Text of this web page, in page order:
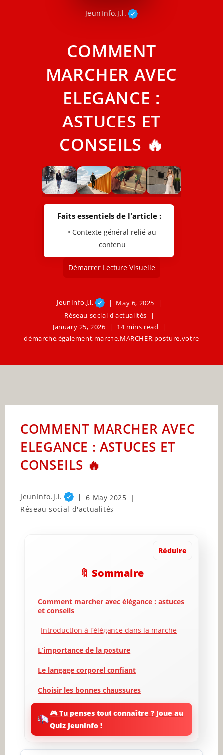
JeunInfo.J.l.
COMMENT
MARCHER AVEC
ELEGANCE :
ASTUCES ET
CONSEILS 🔥
Faits essentiels de l'article :
• Contexte général relié au
contenu
Démarrer Lecture Visuelle
JeunInfo.J.l.
May 6, 2025
Réseau social d'actualités
January 25, 2026
14 mins read
démarche,également,marche,MARCHER,posture,votre
COMMENT MARCHER AVEC
ELEGANCE : ASTUCES ET
CONSEILS 🔥
Post
author:
JeunInfo.J.l.
Post
published:
6 May 2025
Post
Réseau social d'actualités
Réduire
🔖 Sommaire
Comment marcher avec élégance : astuces
et conseils
Introduction à l’élégance dans la marche
L’importance de la posture
Le langage corporel confiant
Choisir les bonnes chaussures
Techniques pour marcher avec grâce
Pratiquer devant un miroir
Les erreurs courantes à éviter
🎮 Tu penses tout connaître ? Joue au
Quiz JeunInfo !